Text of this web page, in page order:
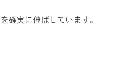
を確実に伸ばしています。